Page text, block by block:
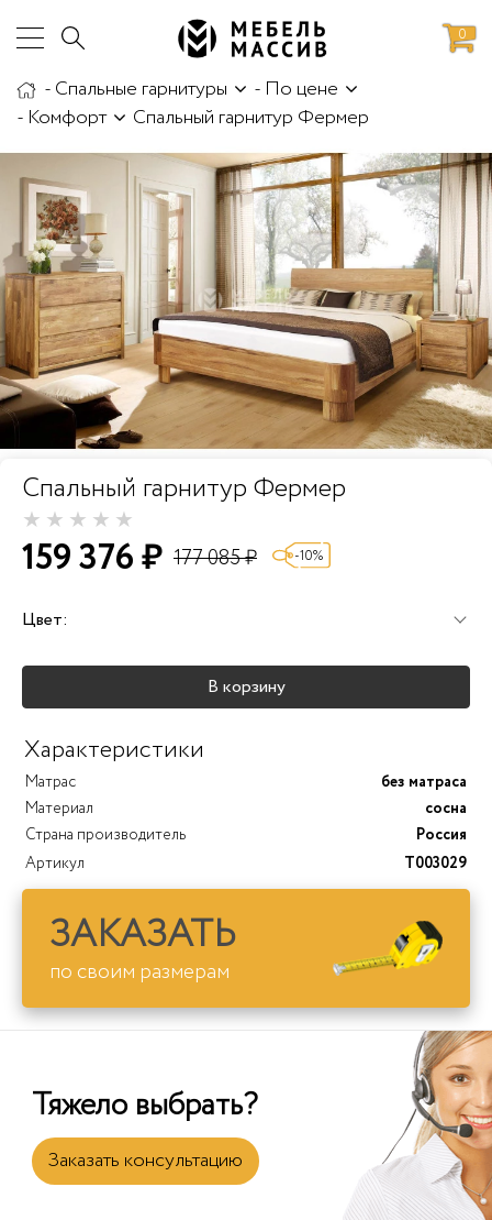
Доставка и сборка
0
-Спальные гарнитуры - По цене
- Комфорт Спальный гарнитур Фермер
Спальный гарнитур Фермер
159 376 ₽ 177 085 ₽ -10%
Цвет:
В корзину
Характеристики
Матрас
без матраса
Материал
сосна
Страна производитель
Россия
Артикул
T003029
ЗАКАЗАТЬ
по своим размерам
Тяжело выбрать?
Заказать консультацию